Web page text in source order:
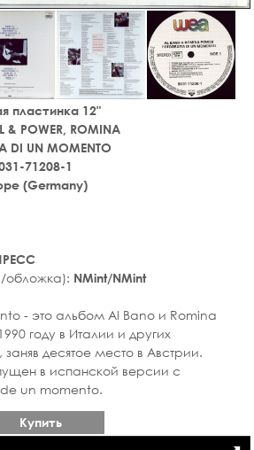
пластинка 12"
& POWER, ROMINA
DI UN MOMENTO
71208-1
(Germany)
обложка): NMint/NMint
- это альбом Al Bano и Romina
году в Италии и других
десятое место в Австрии.
в испанской версии с
un momento.
Купить